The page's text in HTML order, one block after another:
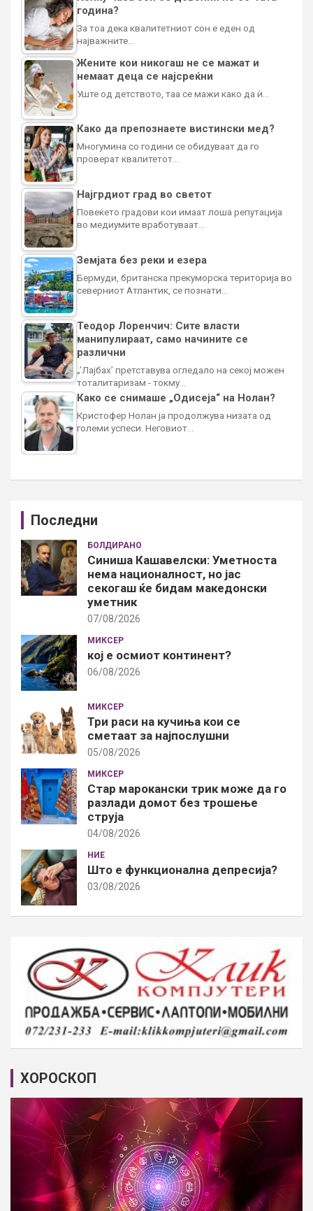
година?
За тоа дека квалитетниот сон е еден од
најважните…
Жените кои никогаш не се мажат и
немаат деца се најсреќни
Уште од детството, таа се мажи како да ѝ…
Како да препознаете вистински мед?
Многумина со години се обидуваат да го
проверат квалитетот…
Најгрдиот град во светот
Повеќето градови кои имаат лоша репутација
во медиумите вработуваат…
Земјата без реки и езера
Бермуди, британска прекуморска територија во
северниот Атлантик, се познати…
Теодор Лоренчич: Сите власти
манипулираат, само начините се
различни
„’Лајбах’ претставува огледало на секој можен
тоталитаризам - токму…
Како се снимаше „Одисеја“ на Нолан?
Кристофер Нолан ја продолжува низата од
големи успеси. Неговиот…
Последни
БОЛДИРАНО
Синиша Кашавелски: Уметноста
нема националност, но јас
секогаш ќе бидам македонски
уметник
07/08/2026
МИКСЕР
кој е осмиот континент?
06/08/2026
МИКСЕР
Три раси на кучиња кои се
сметаат за најпослушни
05/08/2026
МИКСЕР
Стар марокански трик може да го
разлади домот без трошење
струја
04/08/2026
НИЕ
Што е функционална депресија?
03/08/2026
ХОРОСКОП